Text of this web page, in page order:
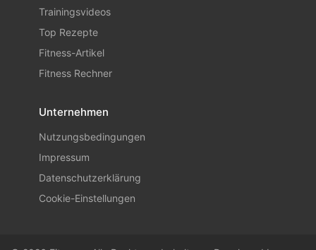
Trainingsvideos
Top Rezepte
Fitness-Artikel
Fitness Rechner
Unternehmen
Nutzungsbedingungen
Impressum
Datenschutzerklärung
Cookie-Einstellungen